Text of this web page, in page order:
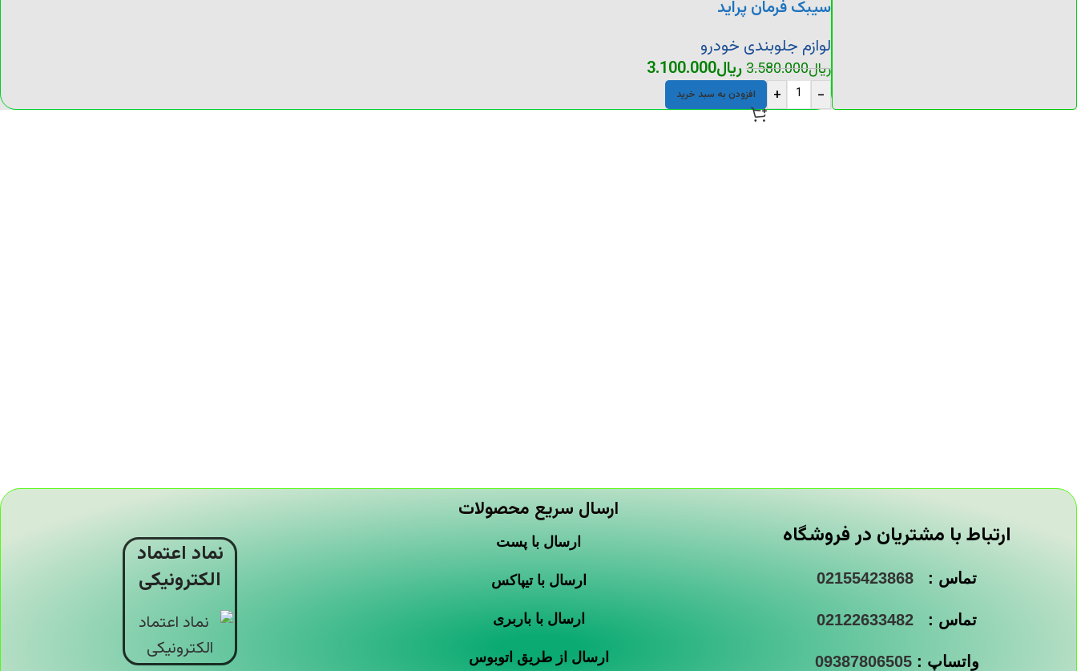
سیبک فرمان پراید
لوازم جلوبندی خودرو
ریال3.580.000ریال3.100.000
-
+ افزودن به سبد خرید
ارتباط با مشتریان در فروشگاه
تماس : 02155423868
تماس : 02122633482
واتساپ :09387806505
ارسال سریع محصولات
ارسال با پست
ارسال با تیپاکس
ارسال با باربری
ارسال از طریق اتوبوس
نماد اعتماد
الکترونیکی